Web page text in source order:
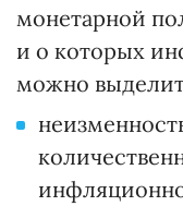
монетарной
и о которых
можно